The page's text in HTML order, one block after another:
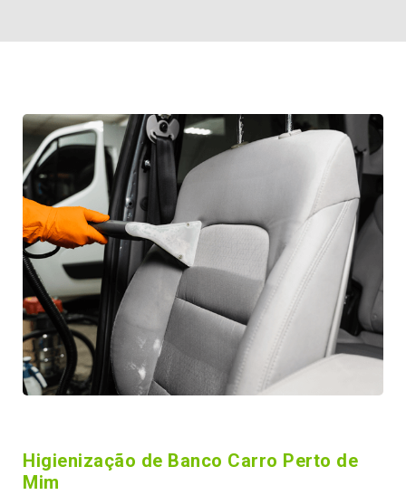
Higienização de Banco Carro Perto de
Mim